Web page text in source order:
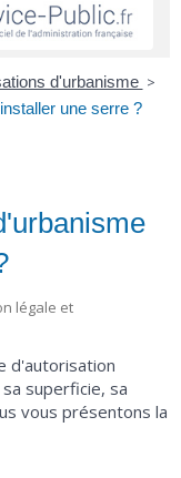
d'urbanisme >
une serre ?
légale et
d'autorisation
superficie, sa
vous présentons la